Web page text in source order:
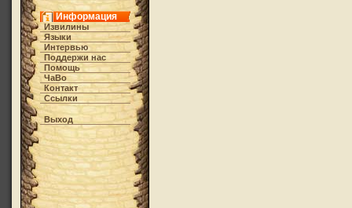
Информация
Извилины
Языки
Интервью
Поддержи нас
Помощь
ЧаВо
Контакт
Ссылки
Выход